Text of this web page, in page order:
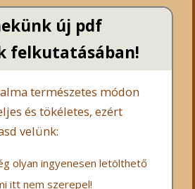
új pdf
felkutatásában!
természetes módon
és tökéletes, ezért
velünk:
olyan ingyenesen letölthető
itt nem szerepel!